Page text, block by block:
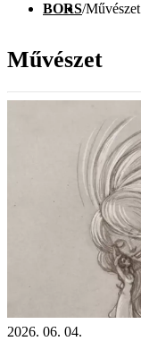
BORS/Művészet
Művészet
2026. 06. 04.